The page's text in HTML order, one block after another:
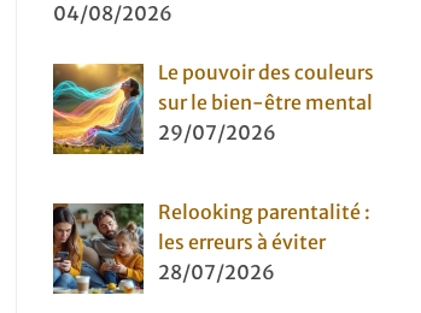
04/08/2026
Le pouvoir des couleurs
sur le bien-être mental
29/07/2026
Relooking parentalité :
les erreurs à éviter
28/07/2026